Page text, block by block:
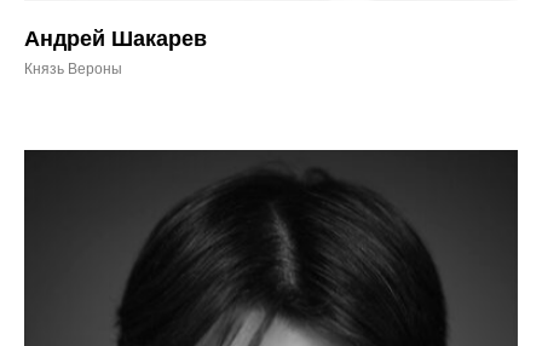
Андрей Шакарев
Князь Вероны